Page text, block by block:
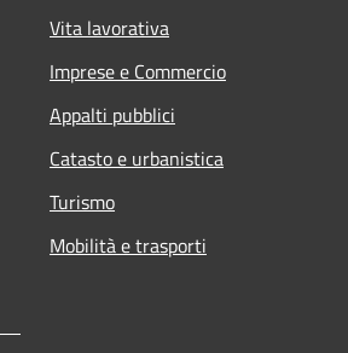
Vita lavorativa
Imprese e Commercio
Appalti pubblici
Catasto e urbanistica
Turismo
Mobilità e trasporti